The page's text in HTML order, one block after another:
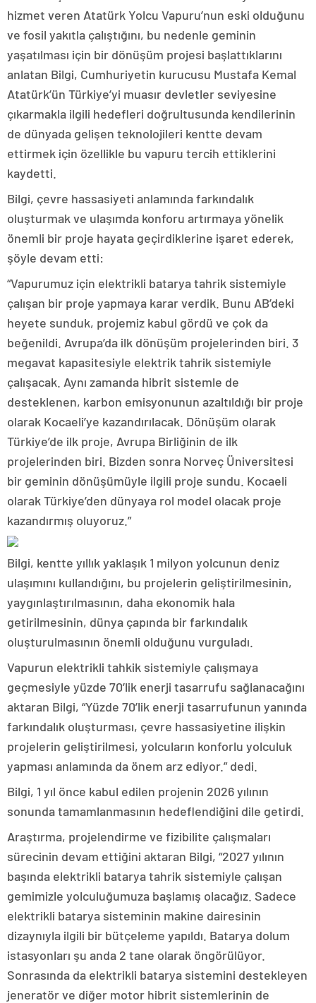
hizmet veren Atatürk Yolcu Vapuru’nun eski olduğunu
ve fosil yakıtla çalıştığını, bu nedenle geminin
yaşatılması için bir dönüşüm projesi başlattıklarını
anlatan Bilgi, Cumhuriyetin kurucusu Mustafa Kemal
Atatürk’ün Türkiye’yi muasır devletler seviyesine
çıkarmakla ilgili hedefleri doğrultusunda kendilerinin
de dünyada gelişen teknolojileri kentte devam
ettirmek için özellikle bu vapuru tercih ettiklerini
kaydetti.
Bilgi, çevre hassasiyeti anlamında farkındalık
oluşturmak ve ulaşımda konforu artırmaya yönelik
önemli bir proje hayata geçirdiklerine işaret ederek,
şöyle devam etti:
“Vapurumuz için elektrikli batarya tahrik sistemiyle
çalışan bir proje yapmaya karar verdik. Bunu AB’deki
heyete sunduk, projemiz kabul gördü ve çok da
beğenildi. Avrupa’da ilk dönüşüm projelerinden biri. 3
megavat kapasitesiyle elektrik tahrik sistemiyle
çalışacak. Aynı zamanda hibrit sistemle de
desteklenen, karbon emisyonunun azaltıldığı bir proje
olarak Kocaeli’ye kazandırılacak. Dönüşüm olarak
Türkiye’de ilk proje, Avrupa Birliğinin de ilk
projelerinden biri. Bizden sonra Norveç Üniversitesi
bir geminin dönüşümüyle ilgili proje sundu. Kocaeli
olarak Türkiye’den dünyaya rol model olacak proje
kazandırmış oluyoruz.”
Bilgi, kentte yıllık yaklaşık 1 milyon yolcunun deniz
ulaşımını kullandığını, bu projelerin geliştirilmesinin,
yaygınlaştırılmasının, daha ekonomik hala
getirilmesinin, dünya çapında bir farkındalık
oluşturulmasının önemli olduğunu vurguladı.
Vapurun elektrikli tahkik sistemiyle çalışmaya
geçmesiyle yüzde 70’lik enerji tasarrufu sağlanacağını
aktaran Bilgi, “Yüzde 70’lik enerji tasarrufunun yanında
farkındalık oluşturması, çevre hassasiyetine ilişkin
projelerin geliştirilmesi, yolcuların konforlu yolculuk
yapması anlamında da önem arz ediyor.” dedi.
Bilgi, 1 yıl önce kabul edilen projenin 2026 yılının
sonunda tamamlanmasının hedeflendiğini dile getirdi.
Araştırma, projelendirme ve fizibilite çalışmaları
sürecinin devam ettiğini aktaran Bilgi, “2027 yılının
başında elektrikli batarya tahrik sistemiyle çalışan
gemimizle yolculuğumuza başlamış olacağız. Sadece
elektrikli batarya sisteminin makine dairesinin
dizaynıyla ilgili bir bütçeleme yapıldı. Batarya dolum
istasyonları şu anda 2 tane olarak öngörülüyor.
Sonrasında da elektrikli batarya sistemini destekleyen
jeneratör ve diğer motor hibrit sistemlerinin de